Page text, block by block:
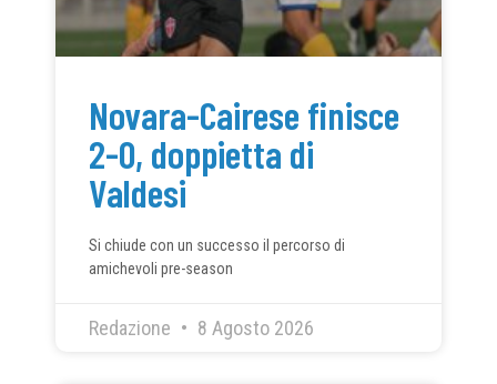
Novara-Cairese finisce
2-0, doppietta di
Valdesi
Si chiude con un successo il percorso di
amichevoli pre-season
Redazione 8 Agosto 2026